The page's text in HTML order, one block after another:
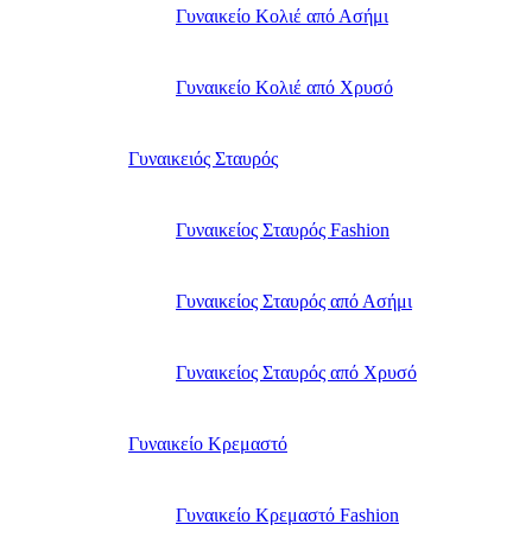
Γυναικείο Κολιέ από Ασήμι
Γυναικείο Κολιέ από Χρυσό
Γυναικειός Σταυρός
Γυναικείος Σταυρός Fashion
Γυναικείος Σταυρός από Ασήμι
Γυναικείος Σταυρός από Χρυσό
Γυναικείο Κρεμαστό
Γυναικείο Κρεμαστό Fashion